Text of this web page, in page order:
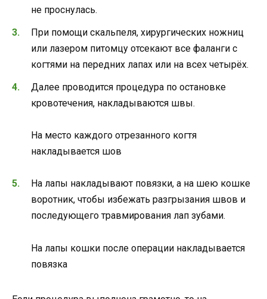
не проснулась.
При помощи скальпеля, хирургических ножниц
или лазером питомцу отсекают все фаланги с
когтями на передних лапах или на всех четырёх.
Далее проводится процедура по остановке
кровотечения, накладываются швы.
На место каждого отрезанного когтя
накладывается шов
На лапы накладывают повязки, а на шею кошке
воротник, чтобы избежать разгрызания швов и
последующего травмирования лап зубами.
На лапы кошки после операции накладывается
повязка